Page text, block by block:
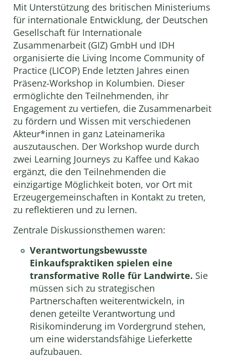
Mit Unterstützung des britischen Ministeriums
für internationale Entwicklung, der Deutschen
Gesellschaft für Internationale
Zusammenarbeit (GIZ) GmbH und IDH
organisierte die Living Income Community of
Practice (LICOP) Ende letzten Jahres einen
Präsenz-Workshop in Kolumbien. Dieser
ermöglichte den Teilnehmenden, ihr
Engagement zu vertiefen, die Zusammenarbeit
zu fördern und Wissen mit verschiedenen
Akteur*innen in ganz Lateinamerika
auszutauschen. Der Workshop wurde durch
zwei Learning Journeys zu Kaffee und Kakao
ergänzt, die den Teilnehmenden die
einzigartige Möglichkeit boten, vor Ort mit
Erzeugergemeinschaften in Kontakt zu treten,
zu reflektieren und zu lernen.
Zentrale Diskussionsthemen waren:
Verantwortungsbewusste
Einkaufspraktiken spielen eine
transformative Rolle für Landwirte. Sie
müssen sich zu strategischen
Partnerschaften weiterentwickeln, in
denen geteilte Verantwortung und
Risikominderung im Vordergrund stehen,
um eine widerstandsfähige Lieferkette
aufzubauen.